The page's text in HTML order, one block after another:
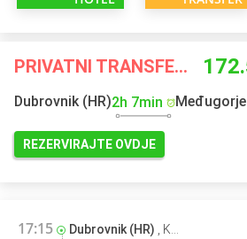
PRIVATNI TRANSFERI VEĆ OD
Dubrovnik (HR)2h 7min
REZERVIRAJTE OVDJE
17:15 Dubrovnik (HR) Kolodvor